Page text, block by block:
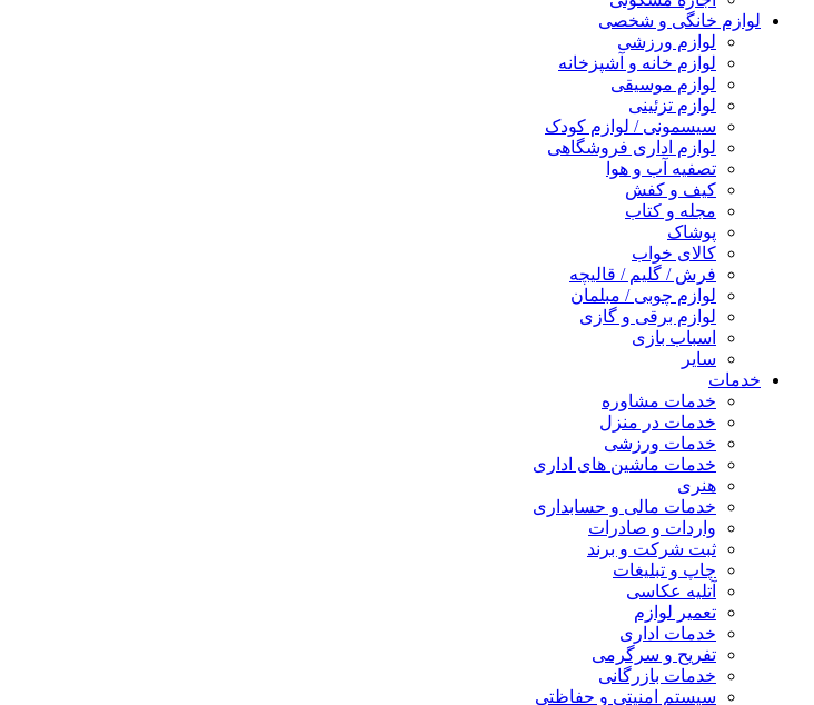
لوازم خانگی و شخصی
لوازم ورزشی
لوازم خانه و آشپزخانه
لوازم موسیقی
لوازم تزئینی
سیسمونی / لوازم کودک
لوازم اداری فروشگاهی
تصفیه آب و هوا
کیف و کفش
مجله و کتاب
پوشاک
کالای خواب
فرش / گلیم / قالیچه
لوازم چوبی / مبلمان
لوازم برقی و گازی
اسباب بازی
سایر
خدمات
خدمات مشاوره
خدمات در منزل
خدمات ورزشی
خدمات ماشین های اداری
هنری
خدمات مالی و حسابداری
واردات و صادرات
ثبت شرکت و برند
چاپ و تبلیغات
آتلیه عکاسی
تعمیر لوازم
خدمات اداری
تفریح و سرگرمی
خدمات بازرگانی
سیستم امنیتی و حفاظتی